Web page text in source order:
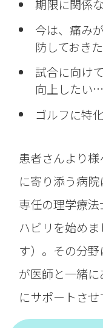
期限に関係
今は、痛み
防しておき
試合に向け
向上したい…
ゴルフに特
患者さんより
に寄り添う病
専任の理学療
ハビリを始め
す）。 その分
が医師と一緒
にサポートさせ